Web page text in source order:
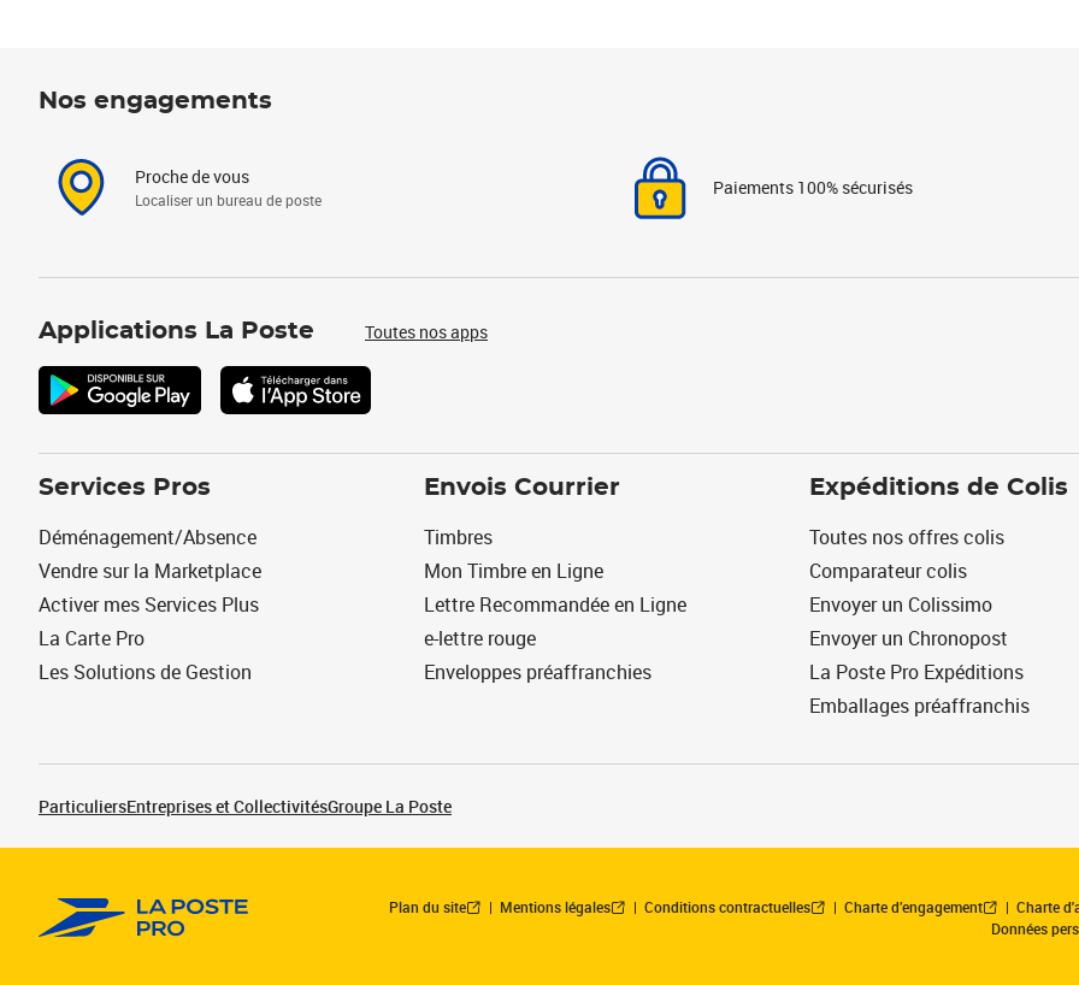
Nos engagements
Proche de vous
Localiser un bureau de poste
Paiements 100% sécurisés
Applications La Poste Toutes nos apps
Services Pros
Déménagement/Absence
Vendre sur la Marketplace
Activer mes Services Plus
La Carte Pro
Les Solutions de Gestion
Envois Courrier
Timbres
Mon Timbre en Ligne
Lettre Recommandée en Ligne
e-lettre rouge
Enveloppes préaffranchies
Expéditions de Colis
Toutes nos offres colis
Comparateur colis
Envoyer un Colissimo
Envoyer un Chronopost
La Poste Pro Expéditions
Emballages préaffranchis
ParticuliersEntreprises et CollectivitésGroupe La Poste
Plan du site Mentions légales Conditions contractuelles Charte d’engagement Charte
Données